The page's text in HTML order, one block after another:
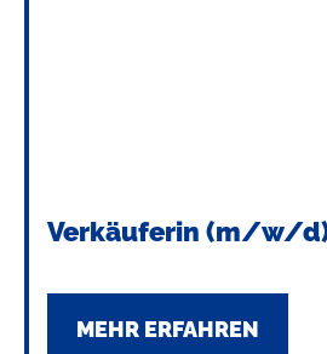
Verkäuferin (m/w/
MEHR ERFAHREN